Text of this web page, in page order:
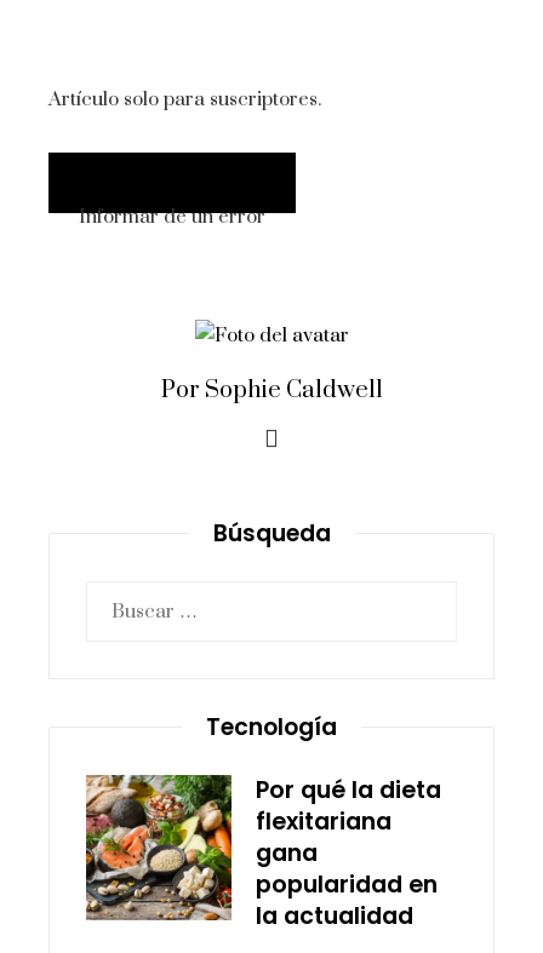
Artículo solo para suscriptores.
Informar de un error
Por Sophie Caldwell
Búsqueda
Tecnología
Por qué la dieta
flexitariana
gana
popularidad en
la actualidad